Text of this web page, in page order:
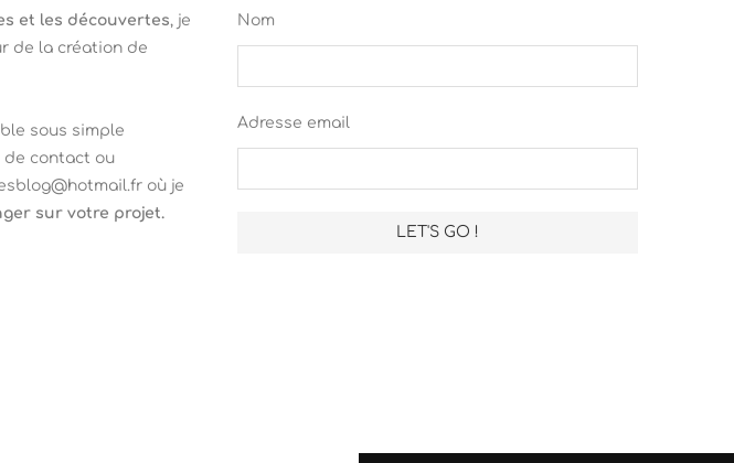
et les découvertes, je
de la création de
sous simple
de contact ou
où je
sur votre projet.
Nom
Adresse email